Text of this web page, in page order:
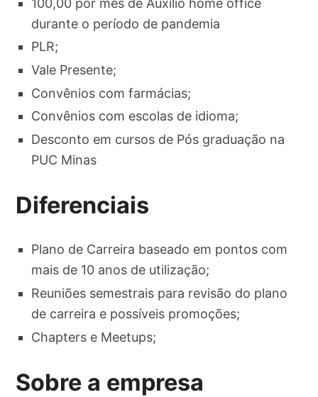
100,00 por mês de Auxílio home office
durante o período de pandemia
PLR;
Vale Presente;
Convênios com farmácias;
Convênios com escolas de idioma;
Desconto em cursos de Pós graduação na
PUC Minas
Diferenciais
Plano de Carreira baseado em pontos com
mais de 10 anos de utilização;
Reuniões semestrais para revisão do plano
de carreira e possíveis promoções;
Chapters e Meetups;
Sobre a empresa